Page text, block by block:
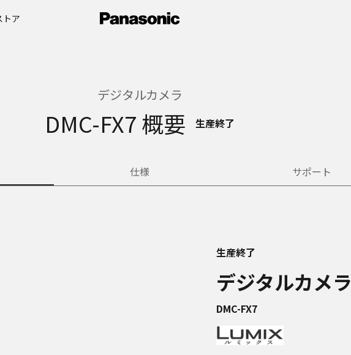
トア
デジタルカメラ
DMC-FX7 概要 生産終了
仕様 サポート
生産終了
デジタルカメラ
DMC-FX7